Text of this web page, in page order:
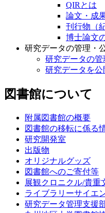
QIRとは
論文・成
刊行物（
博士論文
研究データの管理・
研究データの
研究データを公
図書館について
附属図書館の概要
図書館の移転に係る
研究開発室
出版物
オリジナルグッズ
図書館へのご寄付等
展観クロニクル/貴重
ライブラリーサイエ
研究データ管理支援